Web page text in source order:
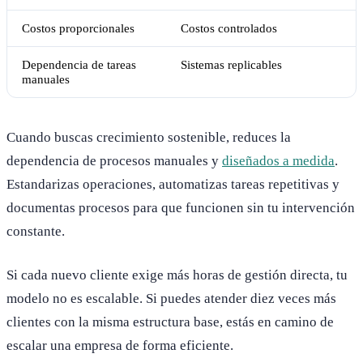
Costos proporcionales Costos controlados
Dependencia de tareas
manuales
Sistemas replicables
Cuando buscas crecimiento sostenible, reduces la
dependencia de procesos manuales y diseñados a medida.
Estandarizas operaciones, automatizas tareas repetitivas y
documentas procesos para que funcionen sin tu intervención
constante.
Si cada nuevo cliente exige más horas de gestión directa, tu
modelo no es escalable. Si puedes atender diez veces más
clientes con la misma estructura base, estás en camino de
escalar una empresa de forma eficiente.